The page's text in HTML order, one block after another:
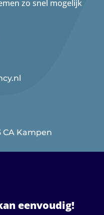
zo snel mogelijk
CA Kampen
eenvoudig!